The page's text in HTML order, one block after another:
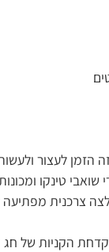
הזמן לעצור
טינקו
צרכנית
קדחת הקניות של